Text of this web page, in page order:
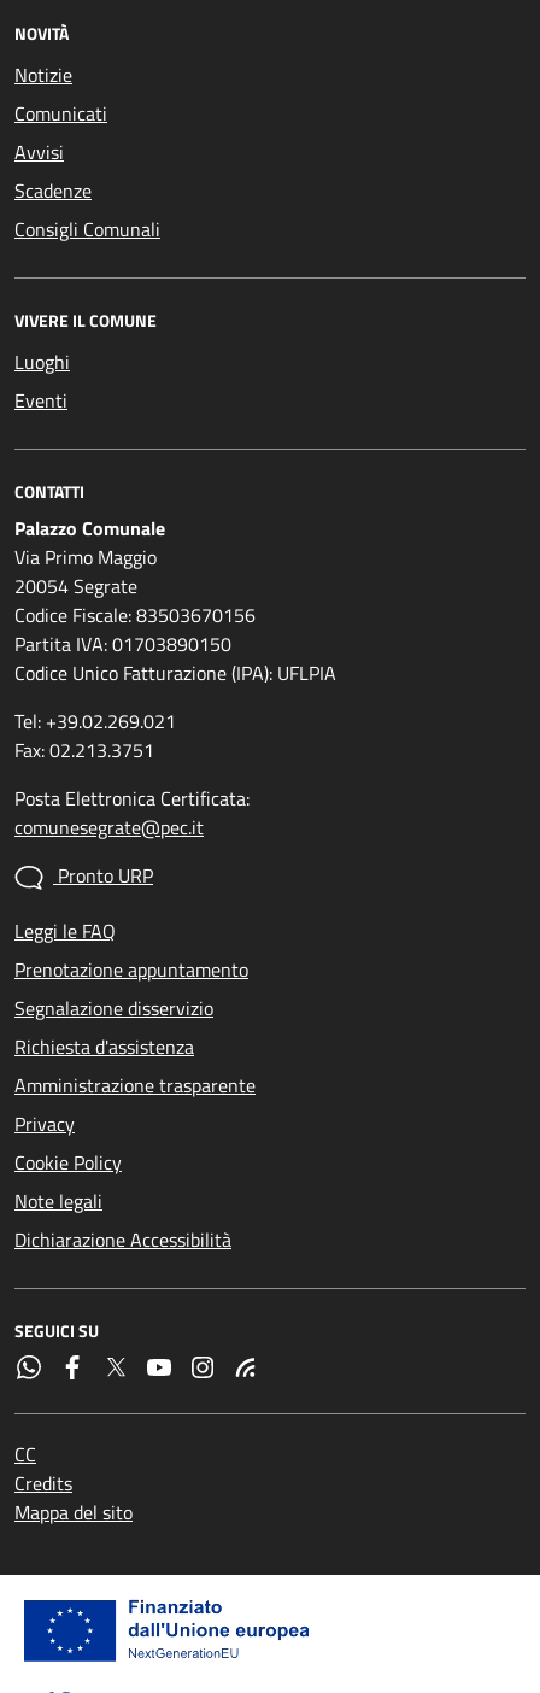
NOVITÀ
Notizie
Comunicati
Avvisi
Scadenze
Consigli Comunali
VIVERE IL COMUNE
Luoghi
Eventi
CONTATTI
Palazzo Comunale
Via Primo Maggio
20054 Segrate
Codice Fiscale: 83503670156
Partita IVA: 01703890150
Codice Unico Fatturazione (IPA): UFLPIA
Tel: +39.02.269.021
Fax: 02.213.3751
Posta Elettronica Certificata:
comunesegrate@pec.it
Pronto URP
Leggi le FAQ
Prenotazione appuntamento
Segnalazione disservizio
Richiesta d'assistenza
Amministrazione trasparente
Privacy
Cookie Policy
Note legali
Dichiarazione Accessibilità
SEGUICI SU
CC
Credits
Mappa del sito